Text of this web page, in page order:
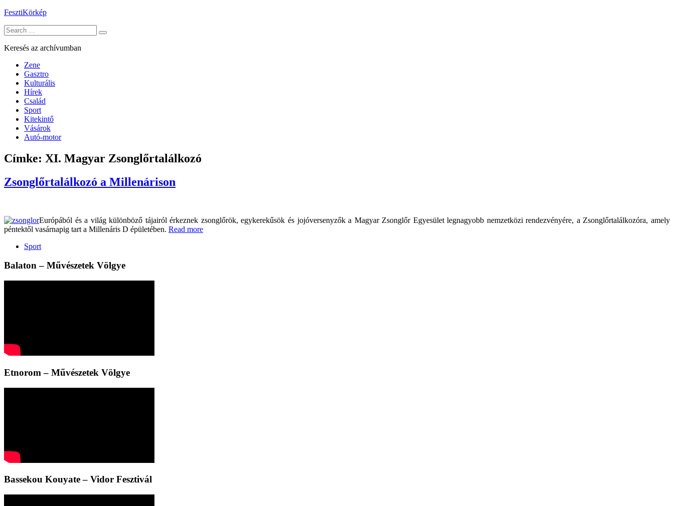
Skip
content
FesztiKörkép
Search
for:
Keresés az archívumban
Zene
Gasztro
Kulturális
Hírek
Család
Sport
Kitekintő
Vásárok
Autó-motor
Címke: XI. Magyar Zsonglőrtalálkozó
Zsonglőrtalálkozó a Millenárison
Európából és a világ különböző tájairól érkeznek zsonglőrök, egykerekűsök és jojóversenyzők a Magyar Zsonglőr Egyesület legnagyobb nemzetközi rendezvényére, a Zsonglőrtalálkozóra, amely
péntektől vasárnapig tart a Millenáris D épületében. Read more
Sport
Balaton – Művészetek Völgye
Etnorom – Művészetek Völgye
Bassekou Kouyate – Vidor Fesztivál